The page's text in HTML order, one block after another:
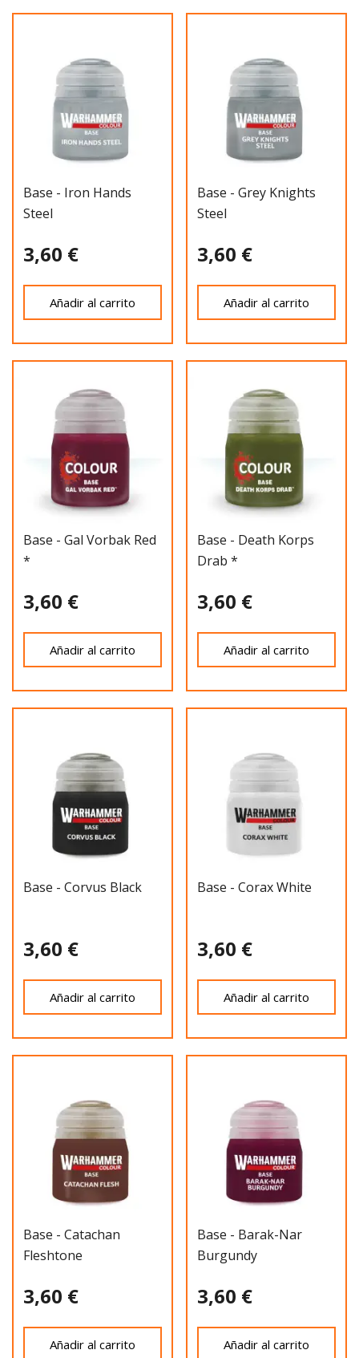
Base - Iron Hands
Steel
3,60 €
Añadir al carrito
Base - Grey Knights
Steel
3,60 €
Añadir al carrito
Base - Gal Vorbak Red
*
3,60 €
Añadir al carrito
Base - Death Korps
Drab *
3,60 €
Añadir al carrito
Base - Corvus Black
3,60 €
Añadir al carrito
Base - Corax White
3,60 €
Añadir al carrito
Base - Catachan
Fleshtone
3,60 €
Añadir al carrito
Base - Barak-Nar
Burgundy
3,60 €
Añadir al carrito